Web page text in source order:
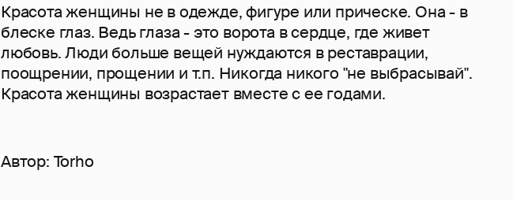
Красота женщины не в одежде, фигуре или прическе. Она - в
блеске глаз. Ведь глаза - это ворота в сердце, где живет
любовь. Люди больше вещей нуждаются в реставрации,
поощрении, прощении и т.п. Никогда никого "не выбрасывай".
Красота женщины возрастает вместе с ее годами.
Автор: Torho